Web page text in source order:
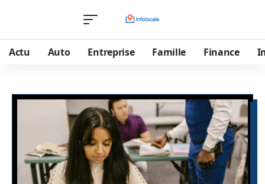
Actu Auto Entreprise Famille Finance